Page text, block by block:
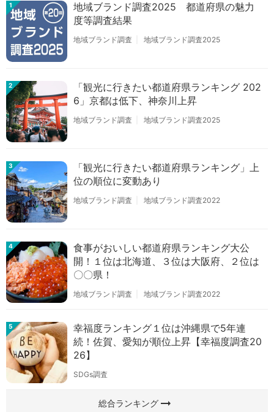
1
地域ブランド調査2025 都道府県の魅力
度等調査結果
地域ブランド調査 地域ブランド調査2025
2
「観光に行きたい都道府県ランキング 202
6」京都は低下、神奈川上昇
地域ブランド調査 地域ブランド調査2025
3
「観光に行きたい都道府県ランキング」上
位の順位に変動あり
地域ブランド調査 地域ブランド調査2022
4
食事がおいしい都道府県ランキング大公
開！１位は北海道、３位は大阪府、２位は
〇〇県！
地域ブランド調査 地域ブランド調査2022
5
幸福度ランキング１位は沖縄県で5年連
続！佐賀、愛知が順位上昇【幸福度調査20
26】
SDGs調査
総合ランキングarrow_right_alt